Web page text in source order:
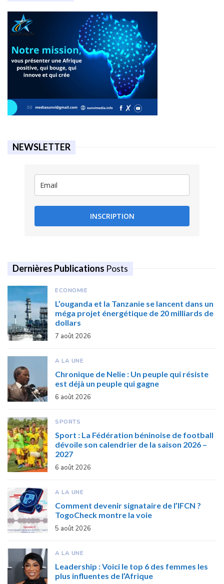
NEWSLETTER
INSCRIPTION
Dernières Publications Posts
ECONOMIE
L’ouganda et la Tanzanie se lancent dans un
méga projet énergétique de 20 milliards de
dollars
7 août 2026
A LA UNE
Chronique de Nelie : Un peuple qui résiste
est déjà un peuple qui gagne
6 août 2026
SPORTS
Sport : La Fédération béninoise de football
dévoile son calendrier de la saison 2026 –
2027
6 août 2026
A LA UNE
Comment devenir signataire de l’IFCN ?
TogoCheck montre la voie
5 août 2026
A LA UNE
Leadership : Voici le top 6 des femmes les
plus influentes de l’Afrique